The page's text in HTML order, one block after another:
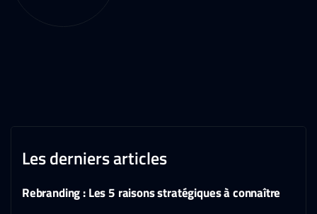
Les derniers articles
Rebranding : Les 5 raisons stratégiques à connaître